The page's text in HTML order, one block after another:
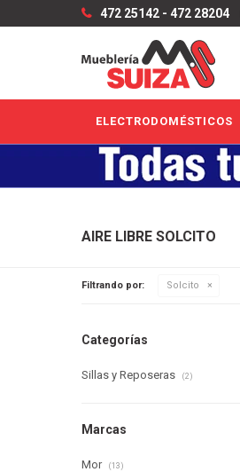
ELECTRODOMÉSTICOS
472 25142 - 472 28204
AIRE LIBRE SOLCITO
Filtrando por: Solcito
Categorías
Sillas y Reposeras (2)
Marcas
Mor (13)